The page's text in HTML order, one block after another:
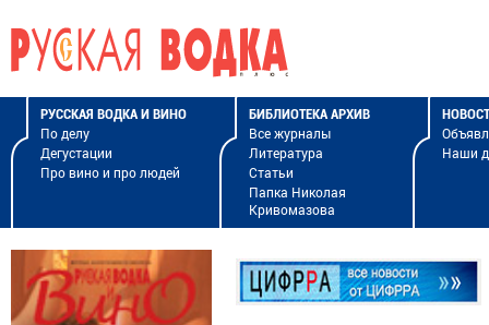
РУССКАЯ ВОДКА И ВИНО
По делу
Дегустации
Про вино и про людей
БИБЛИОТЕКА АРХИВ
Все журналы
Литература
Статьи
Папка Николая
Кривомазова
Наши